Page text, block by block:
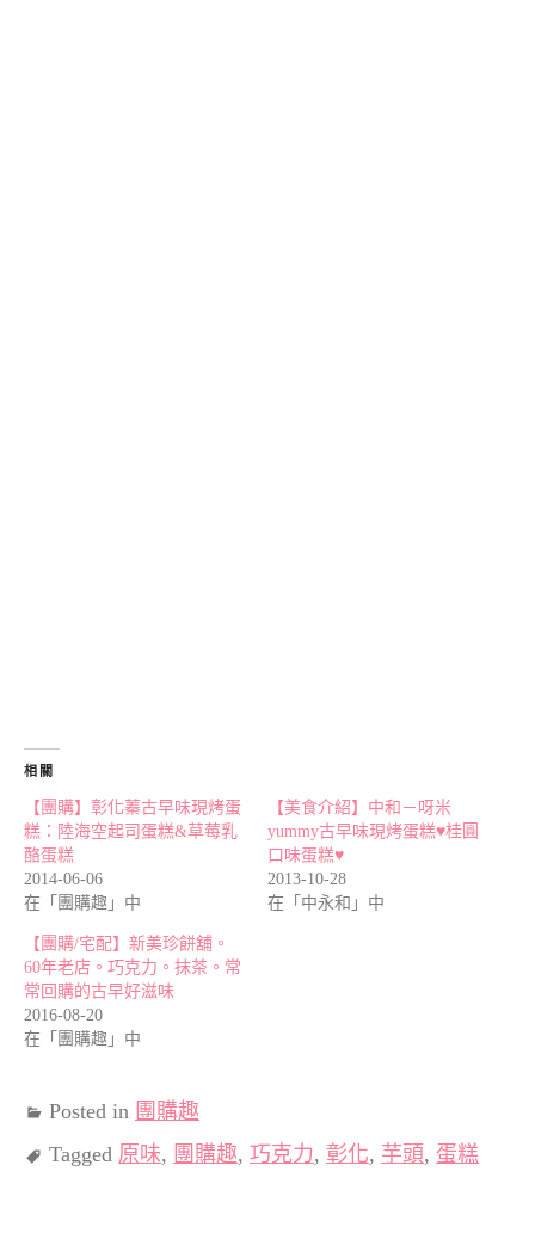
相關
【團購】彰化蓁古早味現烤蛋
糕：陸海空起司蛋糕&草莓乳
酪蛋糕
2014-06-06
在「團購趣」中
【美食介紹】中和－呀米
yummy古早味現烤蛋糕♥桂圓
口味蛋糕♥
2013-10-28
在「中永和」中
【團購/宅配】新美珍餅舖。
60年老店。巧克力。抹茶。常
常回購的古早好滋味
2016-08-20
在「團購趣」中
Posted in 團購趣
Tagged 原味, 團購趣, 巧克力, 彰化, 芋頭, 蛋糕